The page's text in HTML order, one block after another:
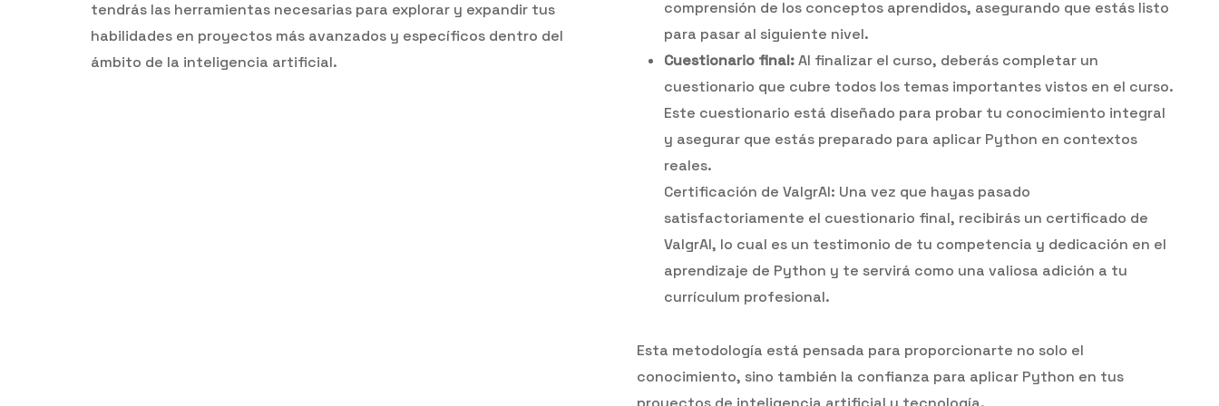
tendrás las herramientas necesarias para explorar y expandir tus
habilidades en proyectos más avanzados y específicos dentro del
ámbito de la inteligencia artificial.
comprensión de los conceptos aprendidos, asegurando que estás listo
para pasar al siguiente nivel.
Cuestionario final:Al finalizar el curso, deberás completar un
cuestionario que cubre todos los temas importantes vistos en el curso.
Este cuestionario está diseñado para probar tu conocimiento integral
y asegurar que estás preparado para aplicar Python en contextos
reales.
Certificación de ValgrAI: Una vez que hayas pasado
satisfactoriamente el cuestionario final, recibirás un certificado de
ValgrAI, lo cual es un testimonio de tu competencia y dedicación en el
aprendizaje de Python y te servirá como una valiosa adición a tu
currículum profesional.
Esta metodología está pensada para proporcionarte no solo el
conocimiento, sino también la confianza para aplicar Python en tus